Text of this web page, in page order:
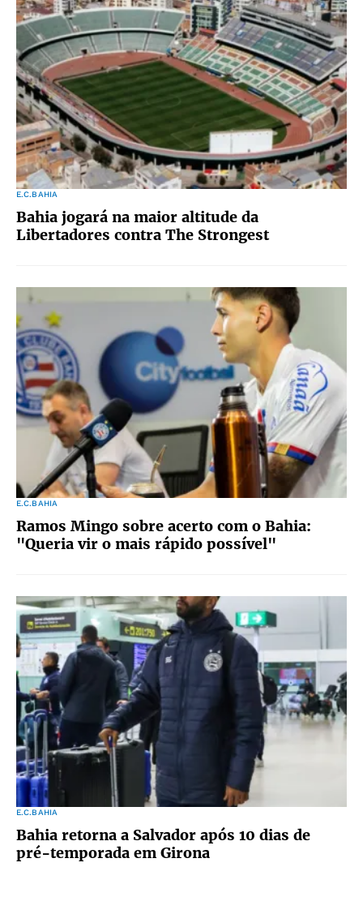
E.C.BAHIA
Bahia jogará na maior altitude da
Libertadores contra The Strongest
E.C.BAHIA
Ramos Mingo sobre acerto com o Bahia:
"Queria vir o mais rápido possível"
E.C.BAHIA
Bahia retorna a Salvador após 10 dias de
pré-temporada em Girona